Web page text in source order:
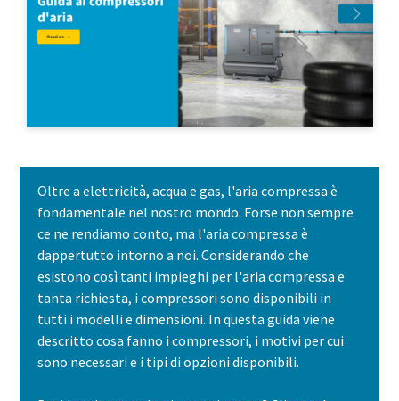
Oltre a elettricità, acqua e gas, l'aria compressa è
fondamentale nel nostro mondo. Forse non sempre
ce ne rendiamo conto, ma l'aria compressa è
dappertutto intorno a noi. Considerando che
esistono così tanti impieghi per l'aria compressa e
tanta richiesta, i compressori sono disponibili in
tutti i modelli e dimensioni. In questa guida viene
descritto cosa fanno i compressori, i motivi per cui
sono necessari e i tipi di opzioni disponibili.